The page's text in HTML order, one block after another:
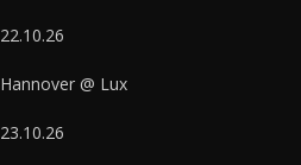
22.10.26
Hannover @ Lux
23.10.26